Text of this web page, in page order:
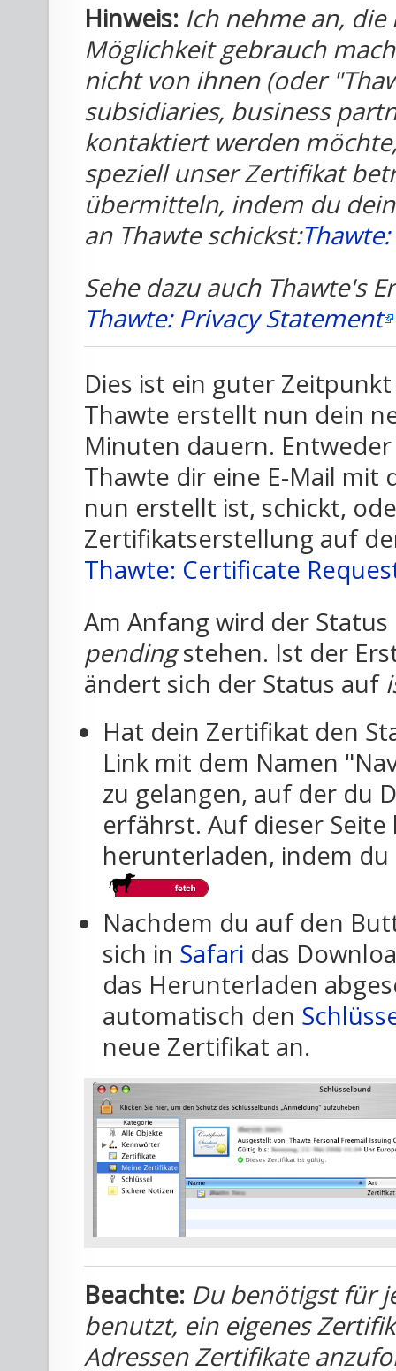
Hinweis: Ich nehme an,
Möglichkeit gebrauch
nicht von ihnen (oder
subsidiaries, business
kontaktiert werden
speziell unser Zertifikat
übermitteln, indem du
an Thawte schickst:
Sehe dazu auch Thawte's
Thawte: Privacy Statement
Dies ist ein guter
Thawte erstellt nun dein
Minuten dauern.
Thawte dir eine E-Mail mit
nun erstellt ist, schickt,
Zertifikatserstellung auf
Thawte: Certificate
Am Anfang wird der
pendingstehen. Ist der
ändert sich der Status auf
Hat dein Zertifikat den
Link mit dem Namen
zu gelangen, auf der du
erfährst. Auf dieser
herunterladen, indem
Nachdem du auf den
sich in Safari das
das Herunterladen
automatisch den
neue Zertifikat an.
Beachte: Du benötigst für
benutzt, ein eigenes
Adressen Zertifikate